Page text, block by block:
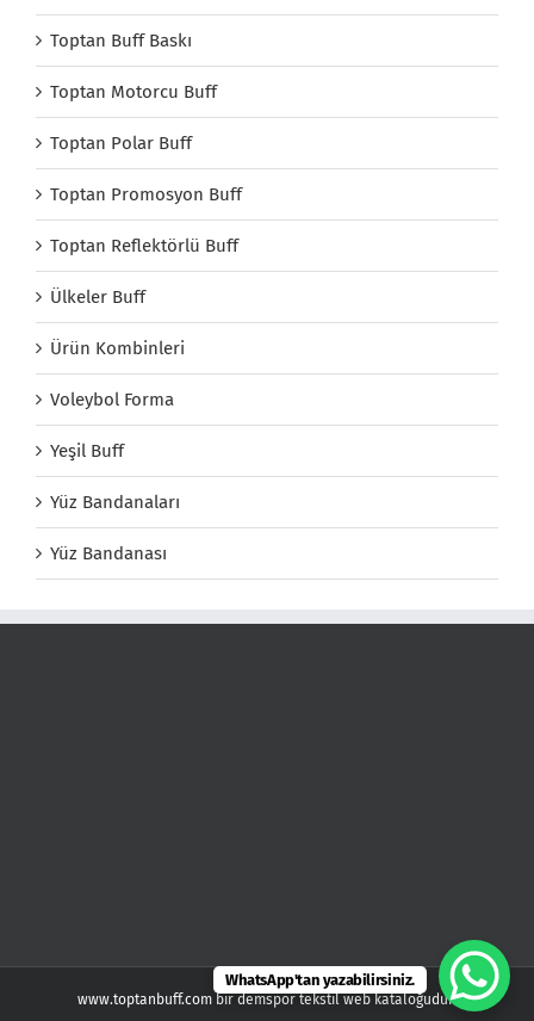
Toptan Buff Baskı
Toptan Motorcu Buff
Toptan Polar Buff
Toptan Promosyon Buff
Toptan Reflektörlü Buff
Ülkeler Buff
Ürün Kombinleri
Voleybol Forma
Yeşil Buff
Yüz Bandanaları
Yüz Bandanası
www.toptanbuff.com bir demspor tekstil web kataloğudur.
WhatsApp'tan yazabilirsiniz.